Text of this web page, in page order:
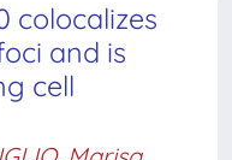
colocalizes
and is
cell